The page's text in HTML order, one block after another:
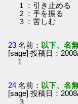
１：引き止める
２：手を振る
３：苦しむ
23 名前： 以下、名
[sage] 投稿日：
1
24 名前： 以下、名
[sage] 投稿日：
３